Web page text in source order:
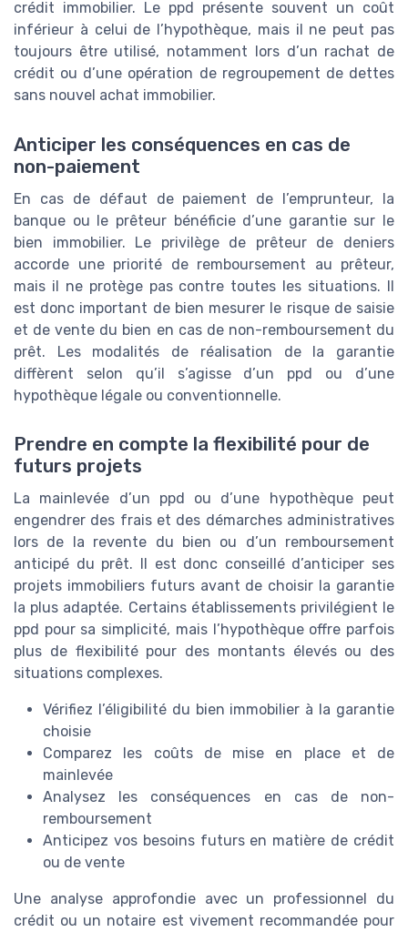
crédit immobilier. Le ppd présente souvent un coût
inférieur à celui de l’hypothèque, mais il ne peut pas
toujours être utilisé, notamment lors d’un rachat de
crédit ou d’une opération de regroupement de dettes
sans nouvel achat immobilier.
Anticiper les conséquences en cas de
non-paiement
En cas de défaut de paiement de l’emprunteur, la
banque ou le prêteur bénéficie d’une garantie sur le
bien immobilier. Le privilège de prêteur de deniers
accorde une priorité de remboursement au prêteur,
mais il ne protège pas contre toutes les situations. Il
est donc important de bien mesurer le risque de saisie
et de vente du bien en cas de non-remboursement du
prêt. Les modalités de réalisation de la garantie
diffèrent selon qu’il s’agisse d’un ppd ou d’une
hypothèque légale ou conventionnelle.
Prendre en compte la flexibilité pour de
futurs projets
La mainlevée d’un ppd ou d’une hypothèque peut
engendrer des frais et des démarches administratives
lors de la revente du bien ou d’un remboursement
anticipé du prêt. Il est donc conseillé d’anticiper ses
projets immobiliers futurs avant de choisir la garantie
la plus adaptée. Certains établissements privilégient le
ppd pour sa simplicité, mais l’hypothèque offre parfois
plus de flexibilité pour des montants élevés ou des
situations complexes.
Vérifiez l’éligibilité du bien immobilier à la garantie
choisie
Comparez les coûts de mise en place et de
mainlevée
Analysez les conséquences en cas de non-
remboursement
Anticipez vos besoins futurs en matière de crédit
ou de vente
Une analyse approfondie avec un professionnel du
crédit ou un notaire est vivement recommandée pour